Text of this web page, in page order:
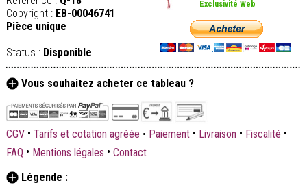
Copyright : EB-00046741
Pièce unique
Status : Disponible
Exclusivité Web
Vous souhaitez acheter ce tableau ?
CGV • Tarifs et cotation agréée • Paiement • Livraison • Fiscalité •
FAQ • Mentions légales • Contact
Légende :